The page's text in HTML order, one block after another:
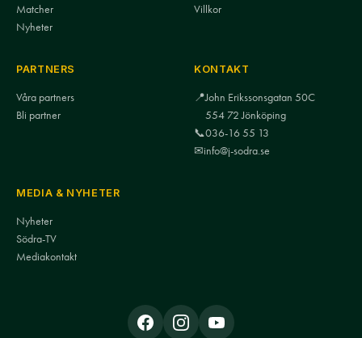
Matcher
Nyheter
Villkor
PARTNERS
Våra partners
Bli partner
KONTAKT
📍John Erikssonsgatan 50C
554 72 Jönköping
📞036-16 55 13
✉info@j-sodra.se
MEDIA & NYHETER
Nyheter
Södra-TV
Mediakontakt